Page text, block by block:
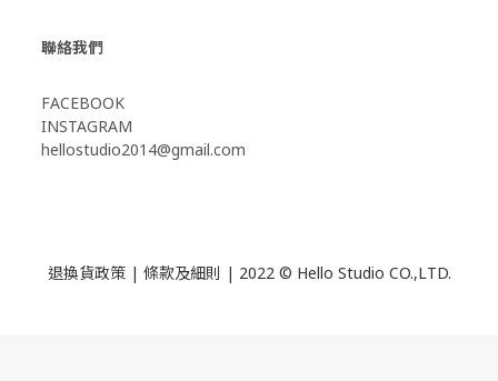
聯絡我們
FACEBOOK
INSTAGRAM
hellostudio2014@gmail.com
退換貨政策| 條款及細則 | 2022 © Hello Studio CO.,LTD.